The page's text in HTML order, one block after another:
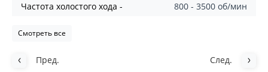
Частота холостого хода -
800 - 3500 об/мин
Смотреть все
Пред. След.